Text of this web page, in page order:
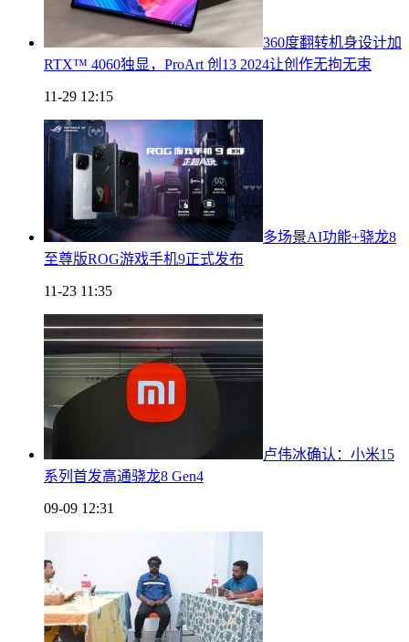
360度翻转机身设计加
RTX™ 4060独显，ProArt 创13 2024让创作无拘无束
11-29 12:15
多场景AI功能+骁龙8
至尊版ROG游戏手机9正式发布
11-23 11:35
卢伟冰确认：小米15
系列首发高通骁龙8 Gen4
09-09 12:31